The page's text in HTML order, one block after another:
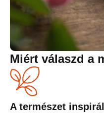
Miért válaszd a
A természet